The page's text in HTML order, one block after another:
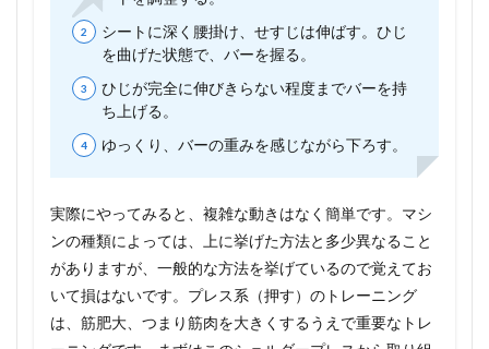
シートに深く腰掛け、せすじは伸ばす。ひじ
を曲げた状態で、バーを握る。
ひじが完全に伸びきらない程度までバーを持
ち上げる。
ゆっくり、バーの重みを感じながら下ろす。
実際にやってみると、複雑な動きはなく簡単です。マシ
ンの種類によっては、上に挙げた方法と多少異なること
がありますが、一般的な方法を挙げているので覚えてお
いて損はないです。プレス系（押す）のトレーニング
は、筋肥大、つまり筋肉を大きくするうえで重要なトレ